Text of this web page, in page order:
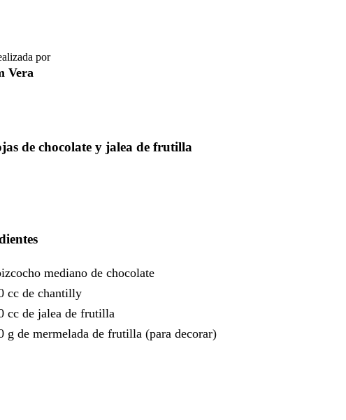
por
Vera
de chocolate y jalea de frutilla
mediano de chocolate
cc de chantilly
cc de jalea de frutilla
g de mermelada de frutilla (para decorar)